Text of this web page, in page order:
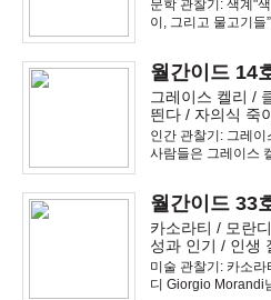
문학 관찰기: 색계"
이, 그리고 물고기들
문학 관찰기: 라이프
월간이드 14
그레이스 켈리 /
띈다 / 자의식 죽
인간 관찰기: 그레
사람들은 그레이스
after)”고 끝난다. 하
월간이드 33
카소라티 / 모란
성과 인기 / 인생
미술 관찰기: 카소
디 Giorgio Morandi